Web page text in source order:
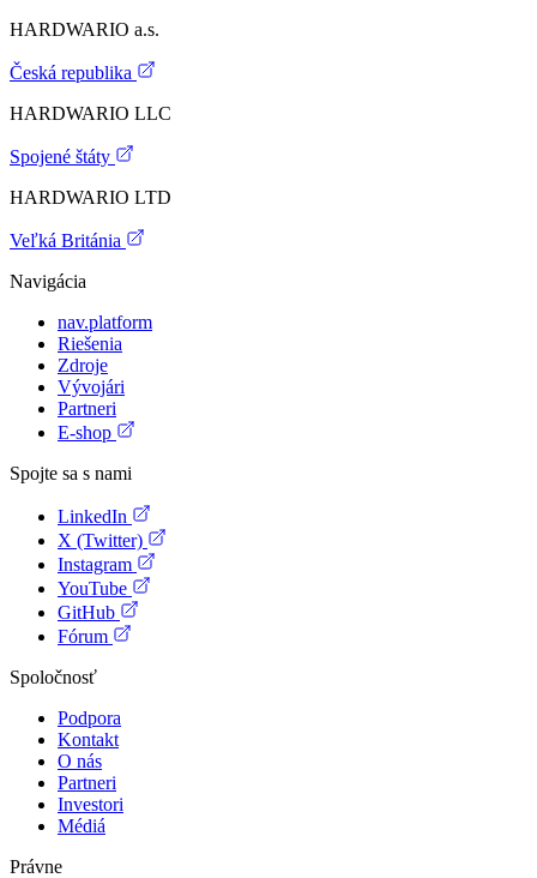
HARDWARIO a.s.
Česká republika
HARDWARIO LLC
Spojené štáty
HARDWARIO LTD
Veľká Británia
Navigácia
nav.platform
Riešenia
Zdroje
Vývojári
Partneri
E-shop
Spojte sa s nami
LinkedIn
X (Twitter)
Instagram
YouTube
GitHub
Fórum
Spoločnosť
Podpora
Kontakt
O nás
Partneri
Investori
Médiá
Právne